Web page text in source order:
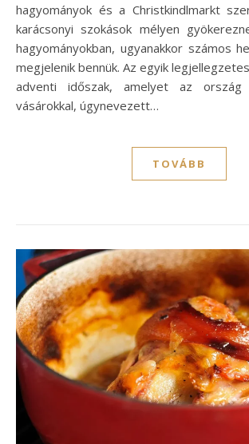
hagyományok és a Christkindlmarkt
karácsonyi szokások mélyen
hagyományokban, ugyanakkor számos
megjelenik bennük. Az egyik
adventi időszak, amelyet az
vásárokkal, úgynevezett…
TOVÁBB